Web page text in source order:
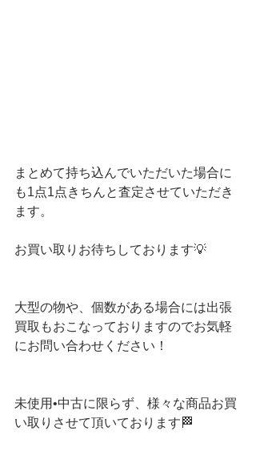
まとめて持ち込んでいただいた場合に
も1点1点きちんと査定させていただき
ます。
お買い取りお待ちしております💡
大型の物や、個数がある場合には出張
買取もおこなっておりますのでお気軽
にお問い合わせください！
未使用•中古に限らず、様々な商品お買
い取りさせて頂いております🏁